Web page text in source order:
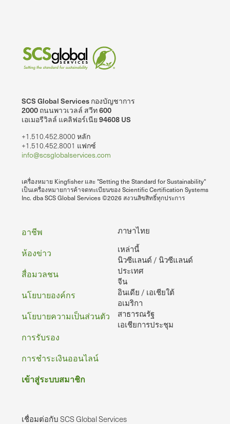
SCS Global Services กองบัญชาการ
2000 ถนนพาวเวลล์ สวีท 600
เอเมอรีวิลล์ แคลิฟอร์เนีย 94608 US
+1.510.452.8000 หลัก
+1.510.452.8001 แฟกซ์
info@scsglobalservices.com
เครื่องหมาย Kingfisher และ "Setting the Standard for Sustainability"
เป็นเครื่องหมายการค้าจดทะเบียนของ Scientific Certification Systems
Inc. dba SCS Global Services ©2026 สงวนลิขสิทธิ์ทุกประการ
ภาษาไทย
เหล่านี้
นิวซีแลนด์ / นิวซีแลนด์
ประเทศ
จีน
อินเดีย / เอเชียใต้
อเมริกา
สาธารณรัฐ
เอเชียการประชุม
ท้าย
กระดาษ
อาชีพ
ห้องข่าว
สื่อมวลชน
นโยบายองค์กร
นโยบายความเป็นส่วนตัว
การรับรอง
การชําระเงินออนไลน์
เข้าสู่ระบบสมาชิก
เชื่อมต่อกับ SCS Global Services